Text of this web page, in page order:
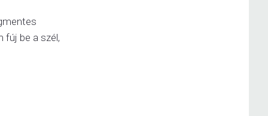
fúj be a szél,